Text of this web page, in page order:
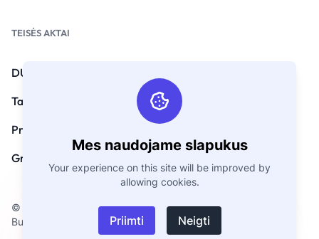
Mes naudojame slapukus
Your experience on this site will be improved by
allowing cookies.
Priimti Neigti
TEISĖS AKTAI
DUK
Taisyklės ir sąlygos
Privatumo politika
Grąžinimo politika
© Autorių teisės 2026. Visos teisės saugomos
BusinessCard.Digital.